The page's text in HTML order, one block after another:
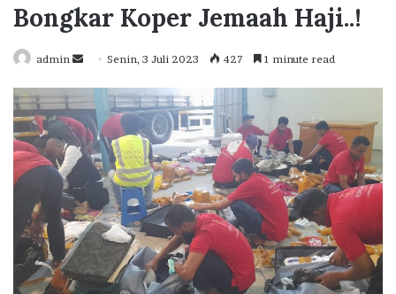
Bongkar Koper Jemaah Haji..!
admin
Send
email
Senin, 3 Juli 2023 427 1 minute read